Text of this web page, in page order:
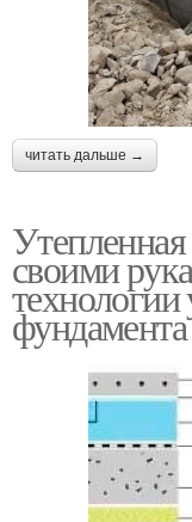
читать дальше →
своими
технологии